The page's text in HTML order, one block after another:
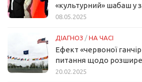
«культурний» шабаш у
08.05.2025
ДІАГНОЗ / НА ЧАСІ
Ефект «червоної
питання щодо
20.02.2025